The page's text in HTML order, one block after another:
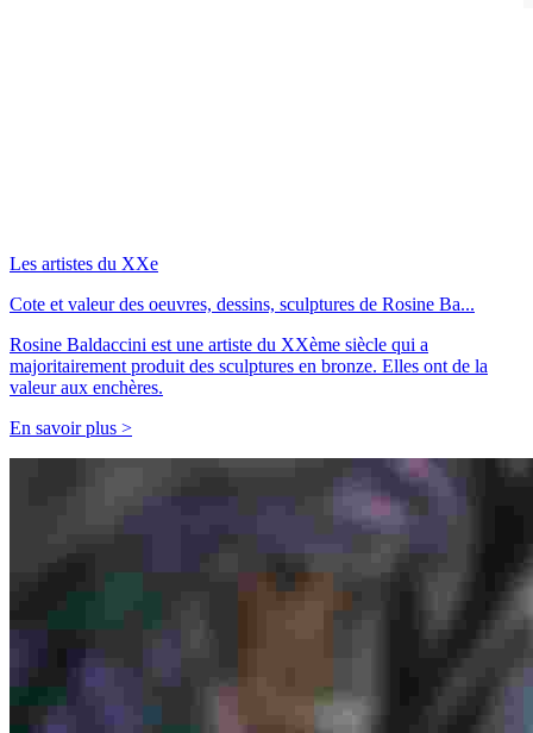
Les artistes du XXe
Cote et valeur des oeuvres, dessins, sculptures de Rosine Ba...
Rosine Baldaccini est une artiste du XXème siècle qui a
majoritairement produit des sculptures en bronze. Elles ont de la
valeur aux enchères.
En savoir plus >